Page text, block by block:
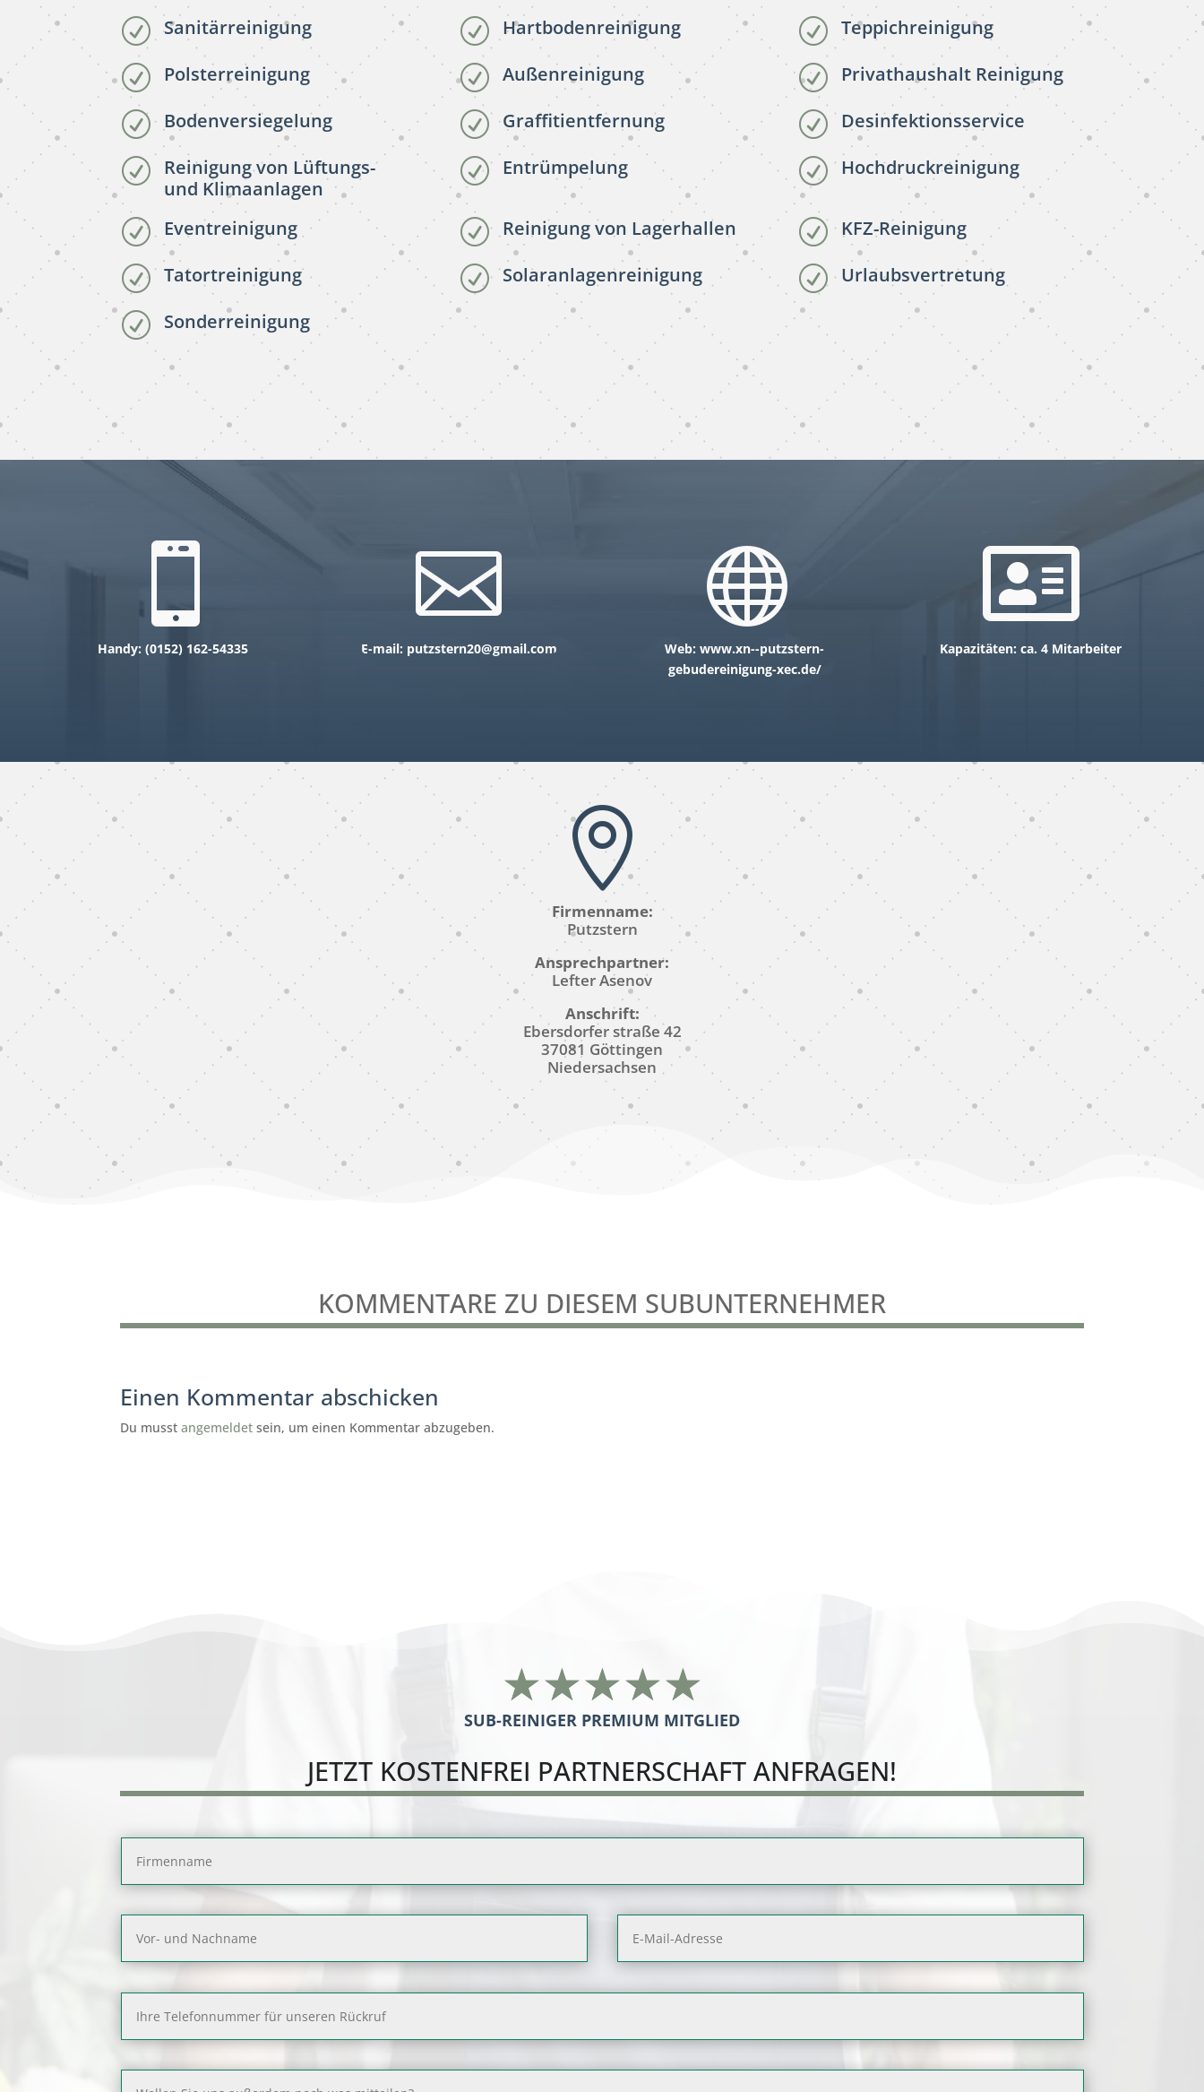
R Sanitärreinigung R Hartbodenreinigung R Teppichreinigung
R Polsterreinigung R Außenreinigung R Privathaushalt Reinigung
R Bodenversiegelung R Graffitientfernung R Desinfektionsservice
R Reinigung von Lüftungs-
und Klimaanlagen
R Entrümpelung R Hochdruckreinigung
R Eventreinigung R Reinigung von Lagerhallen R KFZ-Reinigung
R Tatortreinigung R Solaranlagenreinigung R Urlaubsvertretung
R Sonderreinigung
subunternehmer
reinigung Göttingen
subunternehmer
gebäudereinigung Göttingen
gebäudereinigung
subunternehmer Göttingen

Handy: (0152) 162-54335

E-mail: putzstern20@gmail.com

Web: www.xn--putzstern-
gebudereinigung-xec.de/

Kapazitäten: ca. 4 Mitarbeiter

Firmenname:
Putzstern
Ansprechpartner:
Lefter Asenov
Anschrift:
Ebersdorfer straße 42
37081 Göttingen
Niedersachsen
KOMMENTARE ZU DIESEM SUBUNTERNEHMER
Einen Kommentar abschicken
Du musstangemeldet sein, um einen Kommentar abzugeben.
☆☆☆☆☆
SUB-REINIGER PREMIUM MITGLIED
JETZT KOSTENFREI PARTNERSCHAFT ANFRAGEN!